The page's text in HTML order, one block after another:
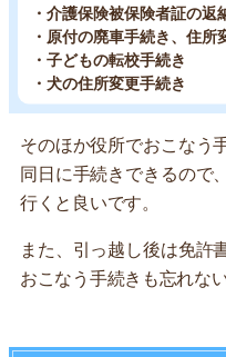
・介護保険被保険者証の返
・原付の廃車手続き、住所
・子どもの転校手続き
・犬の住所変更手続き
そのほか役所でおこなう
同日に手続きできるので
行くと良いです。
また、引っ越し後は免許
おこなう手続きも忘れな